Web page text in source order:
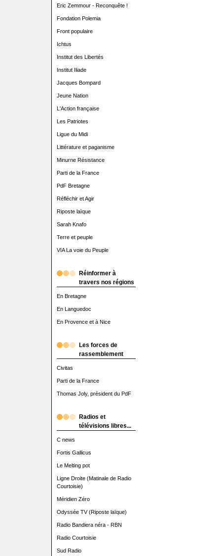
Eric Zemmour - Reconquête !
Fondation Polemia
Front populaire
Ichtus
Institut des Libertés
Institut Iliade
Jacques Bompard
Jeune Nation
L'Action française
Les Patriotes
Ligue du Midi
Littérature et paganisme
Minurne Résistance
Parti de la France
PdF Bretagne
Réfléchir et Agir
Riposte laïque
Sarah Knafo
Terre et peuple
VIA La voie du Peuple
Réinformer à
travers nos régions
En Bretagne
En Languedoc
En Provence et à Nice
Les forces de
rassemblement
Civitas
Parti de la France
Thomas Joly, président du PdF
Radios et
télévisions libres...
C news
Fortis Gallicus
Le Melting pot
Ligne Droite (Matinale de Radio
Courtoisie)
Méridien Zéro
Odyssée TV (Riposte laïque)
Radio Bandiera néra - RBN
Radio Courtoisie
Sud Radio